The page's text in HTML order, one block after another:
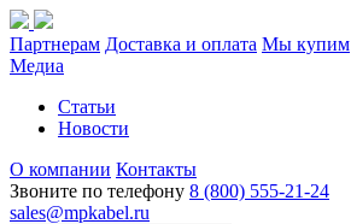
Партнерам Доставка и оплата Мы купим
Медиа
Статьи
Новости
О компании Контакты
Звоните по телефону 8 (800) 555-21-24
sales@mpkabel.ru